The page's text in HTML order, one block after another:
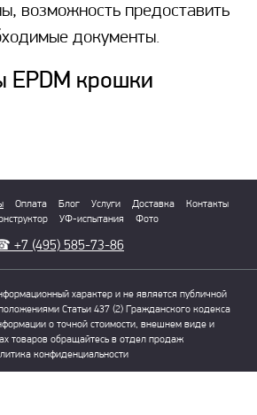
возможность предоставить
документы.
EPDM крошки
Оплата Блог Услуги Доставка
Контакты
УФ-испытания Фото
+7 (495) 585-73-86
характер и не является публичной
Статьи 437 (2) Гражданского кодекса
о точной стоимости, внешнем виде и
товаров обращайтесь в отдел продаж
конфиденциальности